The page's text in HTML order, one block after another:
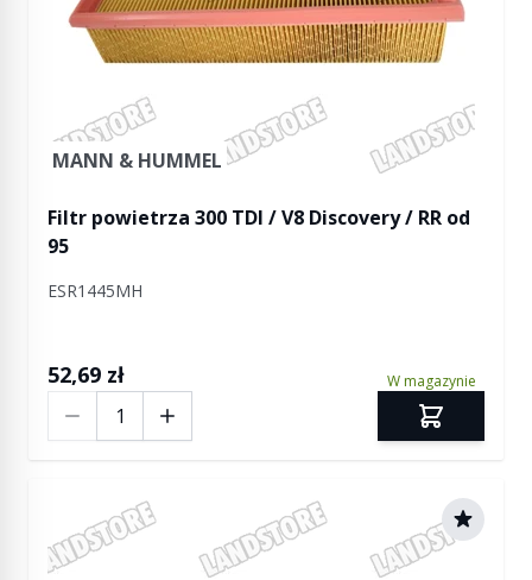
MANN & HUMMEL
Filtr powietrza 300 TDI / V8 Discovery / RR od
95
ESR1445MH
52,69 zł W magazynie